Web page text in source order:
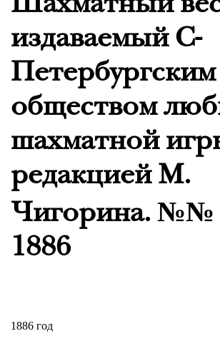
Шахматный
издаваемый С-
Петербургским
обществом
шахматной
редакцией М.
Чигорина. №№
1886
1886 год